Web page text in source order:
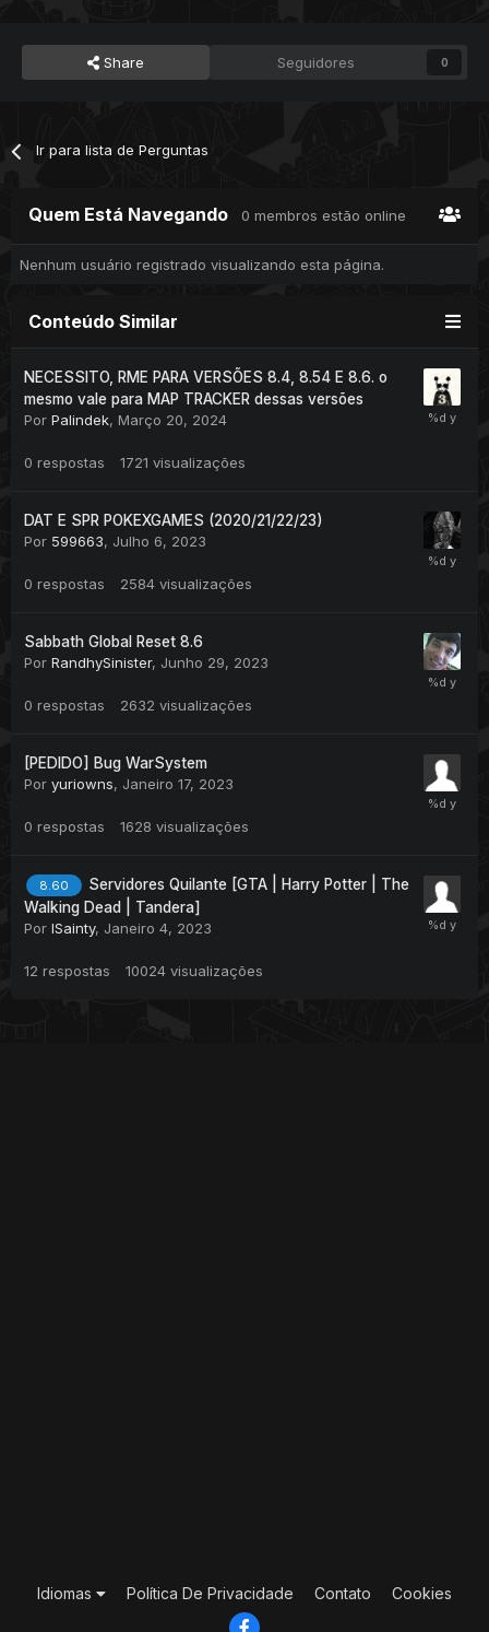
Share Seguidores 0
Ir para lista de Perguntas
Quem Está Navegando 0 membros estão online
Nenhum usuário registrado visualizando esta página.
Conteúdo Similar
NECESSITO, RME PARA VERSÕES 8.4, 8.54 E 8.6. o
mesmo vale para MAP TRACKER dessas versões
Por Palindek, Março 20, 2024
0 respostas 1721 visualizações
DAT E SPR POKEXGAMES (2020/21/22/23)
Por 599663, Julho 6, 2023
0 respostas 2584 visualizações
Sabbath Global Reset 8.6
Por RandhySinister, Junho 29, 2023
0 respostas 2632 visualizações
[PEDIDO] Bug WarSystem
Por yuriowns, Janeiro 17, 2023
0 respostas 1628 visualizações
8.60
Servidores Quilante [GTA | Harry Potter | The
Walking Dead | Tandera]
Por lSainty, Janeiro 4, 2023
12 respostas 10024 visualizações
Idiomas Política De Privacidade Contato Cookies